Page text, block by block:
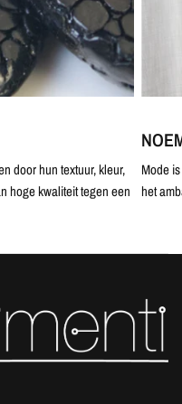
door hun textuur, kleur,
hoge kwaliteit tegen een
Mode
het